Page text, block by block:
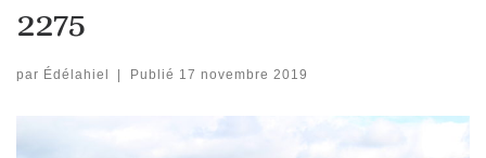
2275
par Édélahiel Publié 17 novembre 2019